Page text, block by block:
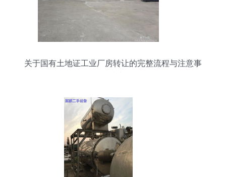
关于国有土地证工业厂房转让的完整流程与注意事